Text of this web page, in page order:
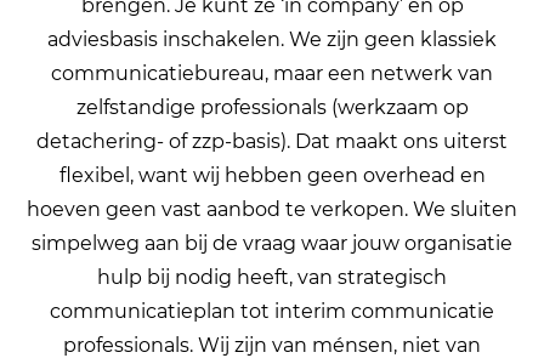
brengen. Je kunt ze ‘in company’ en op
adviesbasis inschakelen. We zijn geen klassiek
communicatiebureau, maar een netwerk van
zelfstandige professionals (werkzaam op
detachering- of zzp-basis). Dat maakt ons uiterst
flexibel, want wij hebben geen overhead en
hoeven geen vast aanbod te verkopen. We sluiten
simpelweg aan bij de vraag waar jouw organisatie
hulp bij nodig heeft, van strategisch
communicatieplan tot interim communicatie
professionals. Wij zijn van ménsen, niet van